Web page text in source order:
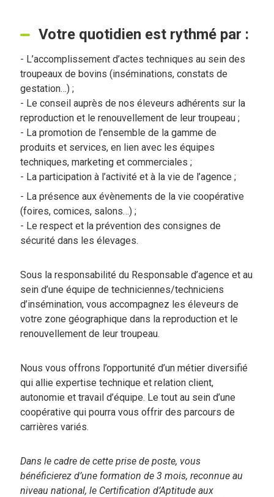
Votre quotidien est rythmé par :
- L’accomplissement d’actes techniques au sein des
troupeaux de bovins (inséminations, constats de
gestation…) ;
- Le conseil auprès de nos éleveurs adhérents sur la
reproduction et le renouvellement de leur troupeau ;
- La promotion de l’ensemble de la gamme de
produits et services, en lien avec les équipes
techniques, marketing et commerciales ;
- La participation à l’activité et à la vie de l’agence ;
- La présence aux évènements de la vie coopérative
(foires, comices, salons…) ;
- Le respect et la prévention des consignes de
sécurité dans les élevages.
Sous la responsabilité du Responsable d’agence et au
sein d’une équipe de techniciennes/techniciens
d’insémination, vous accompagnez les éleveurs de
votre zone géographique dans la reproduction et le
renouvellement de leur troupeau.
Nous vous offrons l’opportunité d’un métier diversifié
qui allie expertise technique et relation client,
autonomie et travail d’équipe. Le tout au sein d’une
coopérative qui pourra vous offrir des parcours de
carrières variés.
Dans le cadre de cette prise de poste, vous
bénéficierez d’une formation de 3 mois, reconnue au
niveau national, le Certification d’Aptitude aux